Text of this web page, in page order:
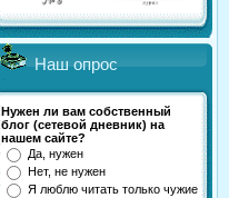
Наш опрос
Нужен ли вам собственный
блог (сетевой дневник) на
нашем сайте?
Да, нужен
Нет, не нужен
Я люблю читать только чужие